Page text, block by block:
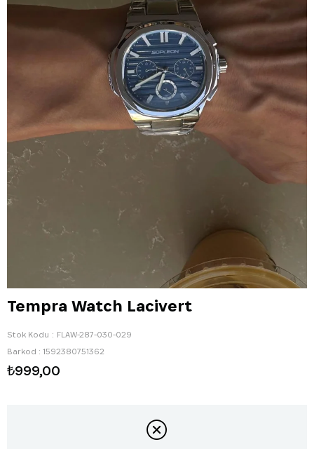
Tempra Watch Lacivert
Stok Kodu
FLAW-287-030-029
Barkod : 1592380751362
₺999,00